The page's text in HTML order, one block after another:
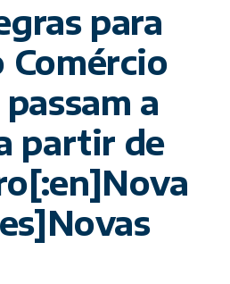
para
Comércio
a
partir de